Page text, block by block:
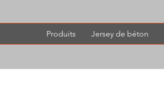
Produits Jersey de béton